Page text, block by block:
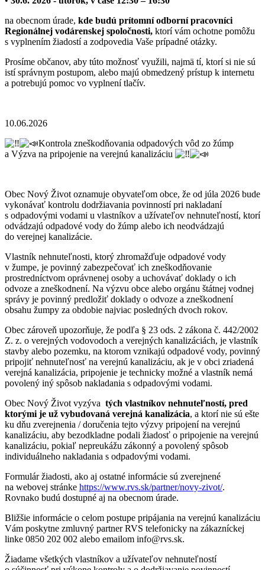
na obecnom úrade, kde budú prítomní odborní pracovníci
Regionálnej vodárenskej spoločnosti, ktorí vám ochotne pomôžu
s vyplnením žiadostí a zodpovedia Vaše prípadné otázky.
Prosíme občanov, aby túto možnosť využili, najmä tí, ktorí si nie sú
istí správnym postupom, alebo majú obmedzený prístup k internetu
a potrebujú pomoc vo vyplnení tlačív.
10.06.2026
Kontrola zneškodňovania odpadových vôd zo žúmp
a Výzva na pripojenie na verejnú kanalizáciu
Obec Nový Život oznamuje obyvateľom obce, že od júla 2026 bude
vykonávať kontrolu dodržiavania povinností pri nakladaní
s odpadovými vodami u vlastníkov a užívateľov nehnuteľností, ktorí
odvádzajú odpadové vody do žúmp alebo ich neodvádzajú
do verejnej kanalizácie.
Vlastník nehnuteľnosti, ktorý zhromažďuje odpadové vody
v žumpe, je povinný zabezpečovať ich zneškodňovanie
prostredníctvom oprávnenej osoby a uchovávať doklady o ich
odvoze a zneškodnení. Na výzvu obce alebo orgánu štátnej vodnej
správy je povinný predložiť doklady o odvoze a zneškodnení
obsahu žumpy za obdobie najviac posledných dvoch rokov.
Obec zároveň upozorňuje, že podľa § 23 ods. 2 zákona č. 442/2002
Z. z. o verejných vodovodoch a verejných kanalizáciách, je vlastník
stavby alebo pozemku, na ktorom vznikajú odpadové vody, povinný
pripojiť nehnuteľnosť na verejnú kanalizáciu, ak je v obci zriadená
verejná kanalizácia, pripojenie je technicky možné a vlastník nemá
povolený iný spôsob nakladania s odpadovými vodami.
Obec Nový Život vyzýva tých vlastníkov nehnuteľností, pred
ktorými je už vybudovaná verejná kanalizácia, a ktorí nie sú ešte
ku dňu zverejnenia / doručenia tejto výzvy pripojení na verejnú
kanalizáciu, aby bezodkladne podali žiadosť o pripojenie na verejnú
kanalizáciu, pokiaľ nepreukážu zákonný a povolený spôsob
individuálneho nakladania s odpadovými vodami.
Formulár žiadosti, ako aj ostatné informácie sú zverejnené
na webovej stránke https://www.rvs.sk/partner/novy-zivot/.
Rovnako budú dostupné aj na obecnom úrade.
Bližšie informácie o celom postupe pripájania na verejnú kanalizáciu
Vám poskytne zmluvný partner RVS telefonicky na zákazníckej
linke 0850 202 002 alebo emailom info@rvs.sk.
Žiadame všetkých vlastníkov a užívateľov nehnuteľností